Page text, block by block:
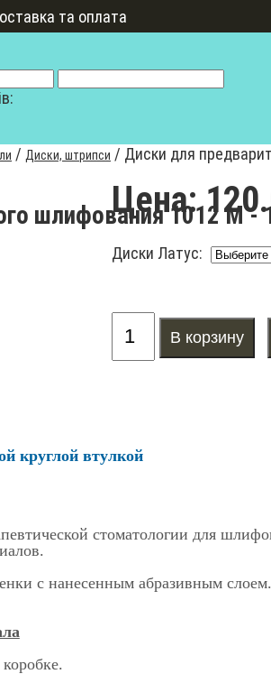
та оплата
/ Диски, штрипси / Диски для
шлифования 1012 М -
Цена:
Диски Латус:
круглой втулкой
стоматологии для
с нанесенным абразивным